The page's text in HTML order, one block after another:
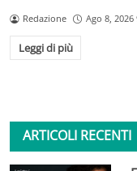
Redazione Ago 8, 2026
Leggi di più
ARTICOLI RECENTI